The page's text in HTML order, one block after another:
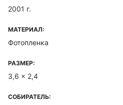
2001 г.
МАТЕРИАЛ:
Фотопленка
РАЗМЕР:
3,6 x 2,4
СОБИРАТЕЛЬ: